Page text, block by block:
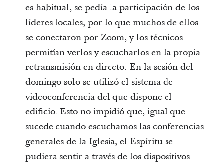
es habitual, se pedía la participación de los
líderes locales, por lo que muchos de ellos
se conectaron por Zoom, y los técnicos
permitían verlos y escucharlos en la propia
retransmisión en directo. En la sesión del
domingo solo se utilizó el sistema de
videoconferencia del que dispone el
edificio. Esto no impidió que, igual que
sucede cuando escuchamos las conferencias
generales de la Iglesia, el Espíritu se
pudiera sentir a través de los dispositivos